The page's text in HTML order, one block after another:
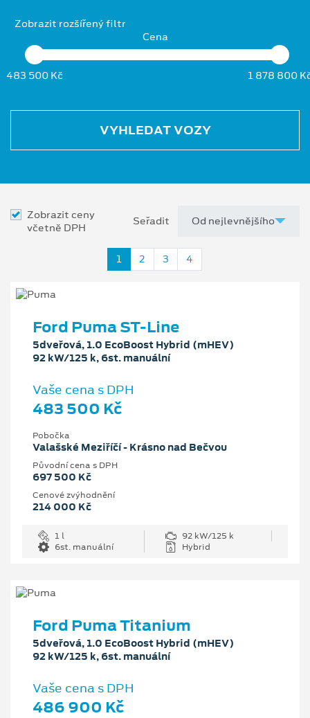
Zobrazit rozšířený filtr
Cena
483 500 Kč 1 878 800
VYHLEDAT VOZY
Zobrazit ceny
včetně DPH
Seřadit
1 2 3 4
Ford Puma ST-Line
5dveřová, 1.0 EcoBoost Hybrid (mHEV)
92 kW/125 k, 6st. manuální
Vaše cena s DPH
483 500 Kč
Pobočka
Valašské Meziříčí - Krásno nad Bečvou
Původní cena s DPH
697 500 Kč
Cenové zvýhodnění
214 000 Kč
1 l
92 kW/125 k
6st. manuální
Hybrid
Ford Puma Titanium
5dveřová, 1.0 EcoBoost Hybrid (mHEV)
92 kW/125 k, 6st. manuální
Vaše cena s DPH
486 900 Kč